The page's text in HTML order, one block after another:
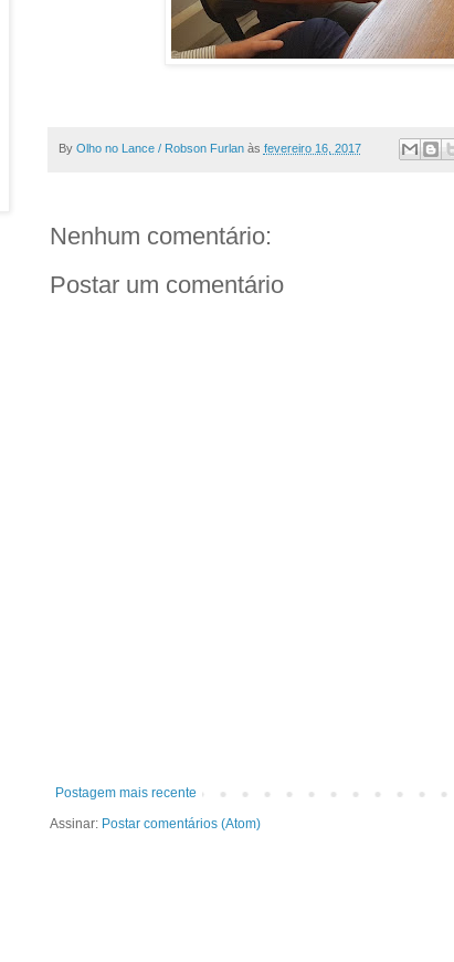
By Olho no Lance / Robson Furlan às fevereiro 16, 2017
Nenhum comentário:
Postar um comentário
Postagem mais recente
Assinar: Postar comentários (Atom)